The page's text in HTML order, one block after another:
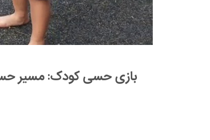
بازی حسی کودک: مسیر